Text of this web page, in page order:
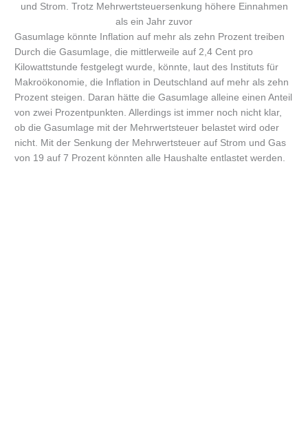
und Strom. Trotz Mehrwertsteuersenkung höhere Einnahmen
als ein Jahr zuvor
Gasumlage könnte Inflation auf mehr als zehn Prozent treiben
Durch die Gasumlage, die mittlerweile auf 2,4 Cent pro
Kilowattstunde festgelegt wurde, könnte, laut des Instituts für
Makroökonomie, die Inflation in Deutschland auf mehr als zehn
Prozent steigen. Daran hätte die Gasumlage alleine einen Anteil
von zwei Prozentpunkten. Allerdings ist immer noch nicht klar,
ob die Gasumlage mit der Mehrwertsteuer belastet wird oder
nicht. Mit der Senkung der Mehrwertsteuer auf Strom und Gas
von 19 auf 7 Prozent könnten alle Haushalte entlastet werden.